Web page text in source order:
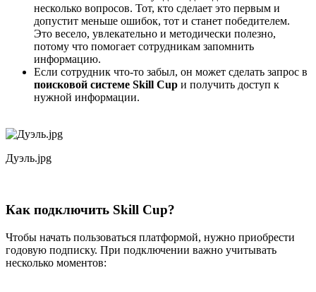
несколько вопросов. Тот, кто сделает это первым и
допустит меньше ошибок, тот и станет победителем.
Это весело, увлекательно и методически полезно,
потому что помогает сотрудникам запомнить
информацию.
Если сотрудник что-то забыл, он может сделать запрос в
поисковой системе Skill Cup и получить доступ к
нужной информации.
Дуэль.jpg
Как подключить Skill Cup?
Чтобы начать пользоваться платформой, нужно приобрести
годовую подписку. При подключении важно учитывать
несколько моментов: